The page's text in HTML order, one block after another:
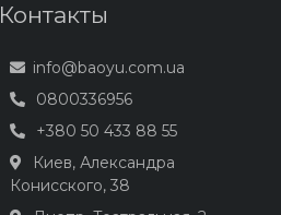
Контакты
info@baoyu.com.ua
0800336956
+380 50 433 88 55
Киев, Александра
Конисского, 38